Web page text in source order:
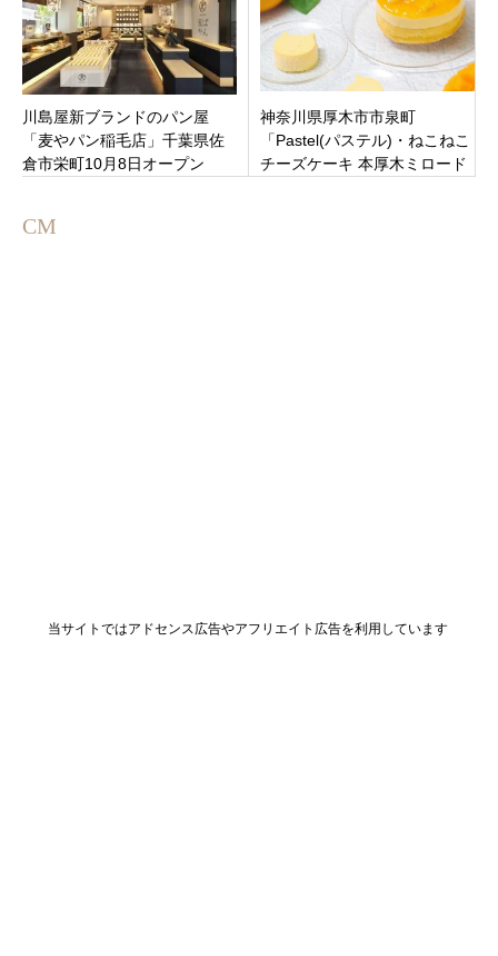
川島屋新ブランドのパン屋
「麦やパン稲毛店」千葉県佐
倉市栄町10月8日オープン
神奈川県厚木市市泉町
「Pastel(パステル)・ねこねこ
チーズケーキ 本厚木ミロード
CM
当サイトではアドセンス広告やアフリエイト広告を利用しています